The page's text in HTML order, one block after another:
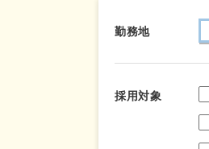
勤務地
採用対象